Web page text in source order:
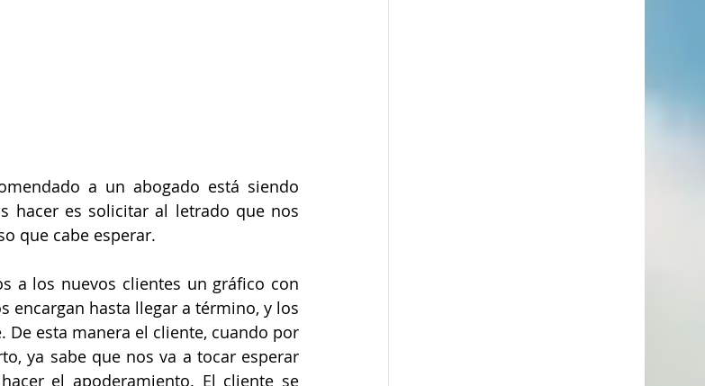
a un abogado está siendo
hacer es solicitar al letrado que nos
que cabe esperar.
a los nuevos clientes un gráfico con
encargan hasta llegar a término, y los
esta manera el cliente, cuando por
ya sabe que nos va a tocar esperar
el apoderamiento. El cliente se